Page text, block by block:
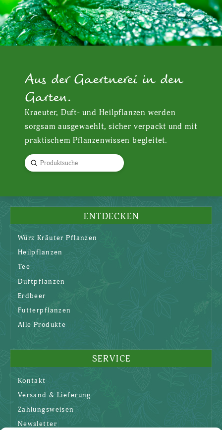
Aus der Gaertnerei in den
Garten.
Kraeuter, Duft- und Heilpflanzen werden
sorgsam ausgewaehlt, sicher verpackt und mit
praktischem Pflanzenwissen begleitet.
Search
Submit
ENTDECKEN
Würz Kräuter Pflanzen
Heilpflanzen
Tee
Duftpflanzen
Erdbeer
Futterpflanzen
Alle Produkte
SERVICE
Kontakt
Versand & Lieferung
Zahlungsweisen
Newsletter